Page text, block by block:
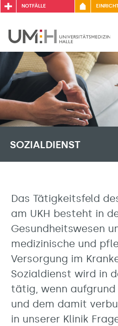
NOTFÄLLE
SOZIALDIENST
Das Tätigkeitsfeld
am UKH besteht in
Gesundheitswesen
medizinische und
Versorgung im
Sozialdienst wird in
tätig, wenn aufgrund
und dem damit
in unserer Klinik